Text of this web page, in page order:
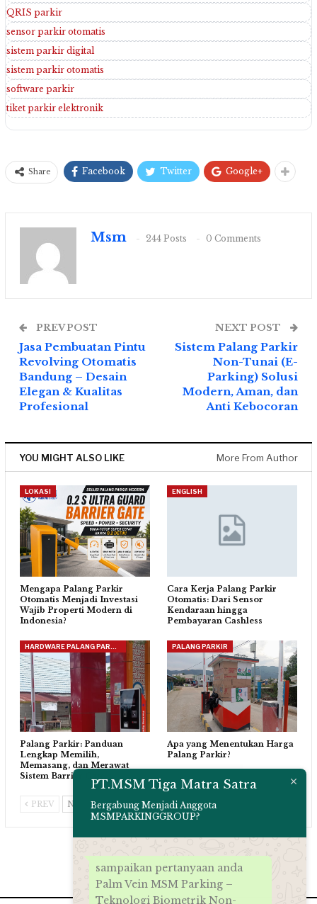
QRIS parkir
sensor parkir otomatis
sistem parkir digital
sistem parkir otomatis
software parkir
tiket parkir elektronik
Share Facebook Twitter Google+
Msm 244 Posts 0 Comments
PREV POST
Jasa Pembuatan Pintu
Revolving Otomatis
Bandung – Desain
Elegan & Kualitas
Profesional
NEXT POST
Sistem Palang Parkir
Non-Tunai (E-
Parking) Solusi
Modern, Aman, dan
Anti Kebocoran
YOU MIGHT ALSO LIKE More From Author
LOKASI
Mengapa Palang Parkir
Otomatis Menjadi Investasi
Wajib Properti Modern di
Indonesia?
ENGLISH
Cara Kerja Palang Parkir
Otomatis: Dari Sensor
Kendaraan hingga
Pembayaran Cashless
Palang Parkir: Panduan
Lengkap Memilih,
Memasang, dan Merawat
Sistem Barrier Gate…
PALANG PARKIR
Apa yang Menentukan Harga
Palang Parkir?
PREV NEXT
PT.MSM Tiga Matra Satra
Bergabung Menjadi Anggota
MSMPARKINGGROUP?
sampaikan pertanyaan anda
Palm Vein MSM Parking –
Teknologi Biometrik Non-